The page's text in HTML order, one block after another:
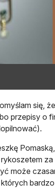
się,
przepisy o
może